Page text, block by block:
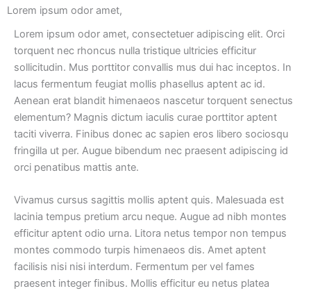
Lorem ipsum odor amet,
Lorem ipsum odor amet, consectetuer adipiscing elit. Orci
torquent nec rhoncus nulla tristique ultricies efficitur
sollicitudin. Mus porttitor convallis mus dui hac inceptos. In
lacus fermentum feugiat mollis phasellus aptent ac id.
Aenean erat blandit himenaeos nascetur torquent senectus
elementum? Magnis dictum iaculis curae porttitor aptent
taciti viverra. Finibus donec ac sapien eros libero sociosqu
fringilla ut per. Augue bibendum nec praesent adipiscing id
orci penatibus mattis ante.
Vivamus cursus sagittis mollis aptent quis. Malesuada est
lacinia tempus pretium arcu neque. Augue ad nibh montes
efficitur aptent odio urna. Litora netus tempor non tempus
montes commodo turpis himenaeos dis. Amet aptent
facilisis nisi nisi interdum. Fermentum per vel fames
praesent integer finibus. Mollis efficitur eu netus platea